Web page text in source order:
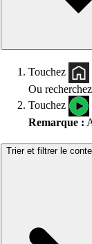
Touchez
Ou
Touchez
Remarque :
Trier et filtrer le